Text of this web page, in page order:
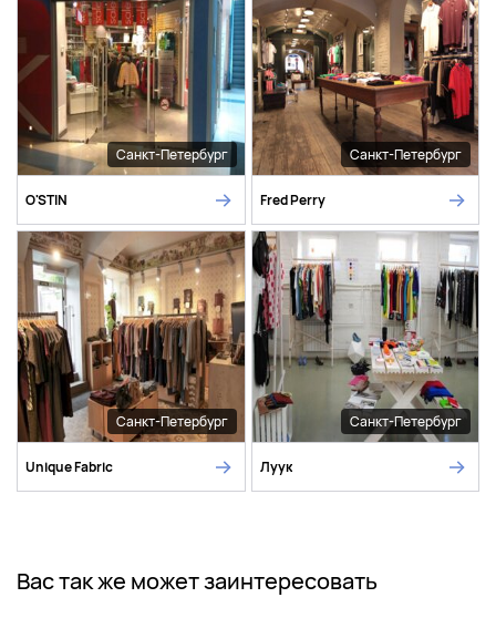
Санкт-Петербург
O'STIN
Санкт-Петербург
Fred Perry
Санкт-Петербург
Unique Fabric
Санкт-Петербург
Луук
Вас так же может заинтересовать